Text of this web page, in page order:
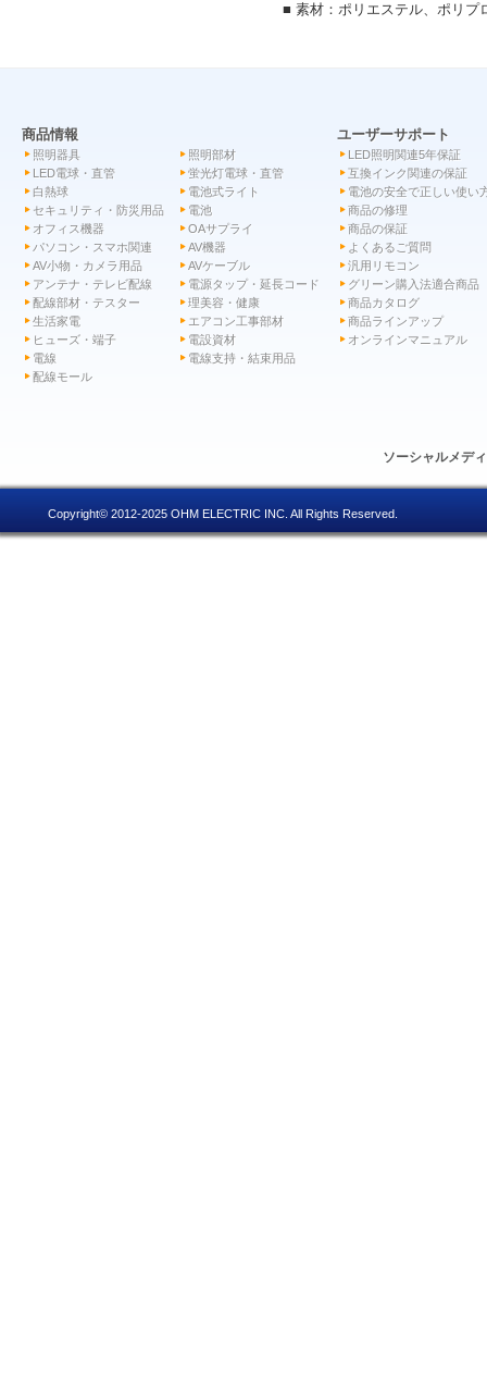
■ 素材：ポリエステル、ポリプ
商品情報
照明器具
照明部材
LED電球・直管
蛍光灯電球・直管
白熱球
電池式ライト
セキュリティ・防災用品
電池
オフィス機器
OAサプライ
パソコン・スマホ関連
AV機器
AV小物・カメラ用品
AVケーブル
アンテナ・テレビ配線
電源タップ・延長コード
配線部材・テスター
理美容・健康
生活家電
エアコン工事部材
ヒューズ・端子
電設資材
電線
電線支持・結束用品
配線モール
ユーザーサポート
LED照明関連5年保証
互換インク関連の保証
電池の安全で正しい使い
商品の修理
商品の保証
よくあるご質問
汎用リモコン
グリーン購入法適合商品
商品カタログ
商品ラインアップ
オンラインマニュアル
ソーシャルメデ
Copyright© 2012-2025 OHM ELECTRIC INC. All Rights Reserved.